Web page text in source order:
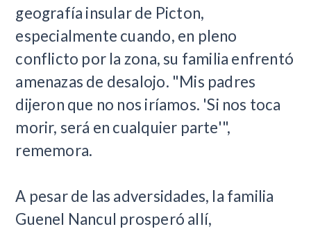
geografía insular de Picton,
especialmente cuando, en pleno
conflicto por la zona, su familia enfrentó
amenazas de desalojo. "Mis padres
dijeron que no nos iríamos. 'Si nos toca
morir, será en cualquier parte'",
rememora.
A pesar de las adversidades, la familia
Guenel Nancul prosperó allí,